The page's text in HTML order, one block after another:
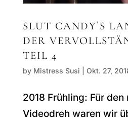
SLUT CANDY`S
DER
TEIL 4
by Mistress Susi Okt. 27,
2018 Frühling: Für den
Videodreh waren wir